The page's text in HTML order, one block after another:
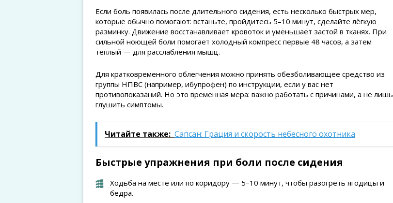
Если боль появилась после длительного сидения, есть несколько быстрых мер,
которые обычно помогают: встаньте, пройдитесь 5–10 минут, сделайте лёгкую
разминку. Движение восстанавливает кровоток и уменьшает застой в тканях. При
сильной ноющей боли помогает холодный компресс первые 48 часов, а затем
тёплый — для расслабления мышц.
Для кратковременного облегчения можно принять обезболивающее средство из
группы НПВС (например, ибупрофен) по инструкции, если у вас нет
противопоказаний. Но это временная мера: важно работать с причинами, а не лишь
глушить симптомы.
Читайте также: Сапсан: Грация и скорость небесного охотника
Быстрые упражнения при боли после сидения
Ходьба на месте или по коридору — 5–10 минут, чтобы разогреть ягодицы и
бедра.